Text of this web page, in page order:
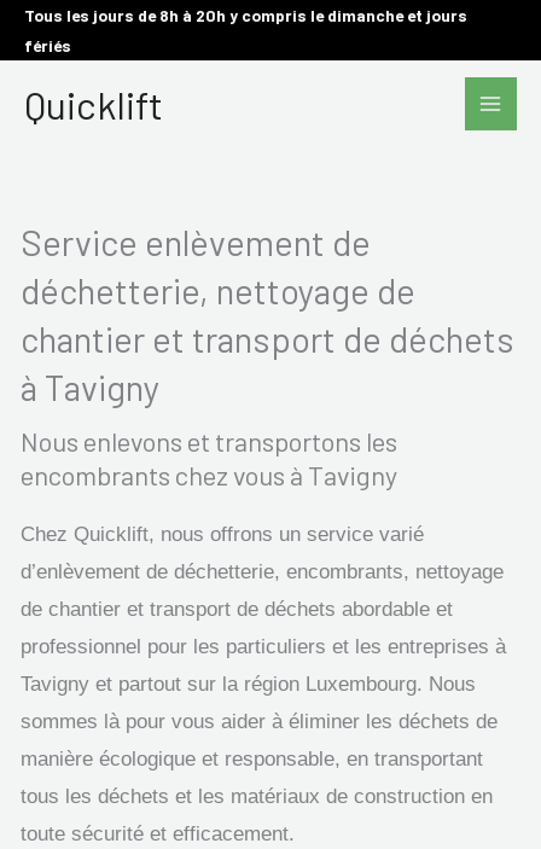
AllerTous les jours de 8h à 20h y compris le dimanche et jours
fériés
Quicklift
Main
Service enlèvement de
déchetterie, nettoyage de
chantier et transport de déchets
à Tavigny
Nous enlevons et transportons les
encombrants chez vous à Tavigny
Chez Quicklift, nous offrons un service varié
d’enlèvement de déchetterie, encombrants, nettoyage
de chantier et transport de déchets abordable et
professionnel pour les particuliers et les entreprises à
Tavigny et partout sur la région Luxembourg. Nous
sommes là pour vous aider à éliminer les déchets de
manière écologique et responsable, en transportant
tous les déchets et les matériaux de construction en
toute sécurité et efficacement.